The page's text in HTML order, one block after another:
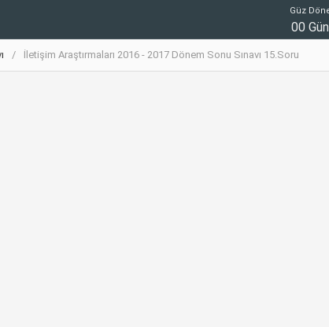
Güz
00
İletişim Araştırmaları 2016 - 2017 Dönem Sonu Sınavı 15.Soru